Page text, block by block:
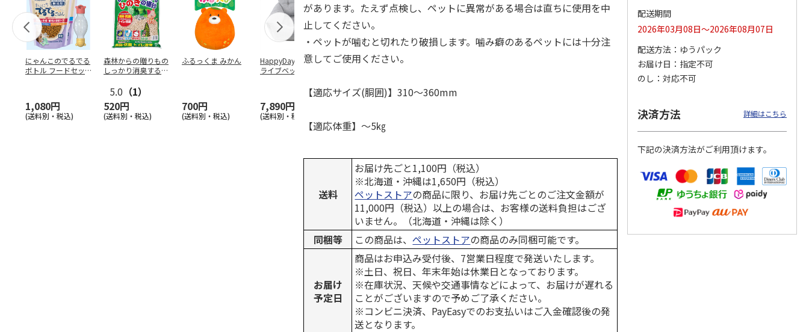
にゃんこのでるでる
ボトル フードセッ
1,080円
(送料別・税込)
森林からの贈りもの
しっかり消臭するひ
5.0 （1）
520円
(送料別・税込)
ふるっくま みかん
700円
(送料別・税込)
HappyDays 2wayド
ライブベッド グレ
7,890円
(送料別・税込)
獣医師開発 ニオイ
レー
ペット線香 虹のか
なた フルーティフ
ローラルの香り
590円
(送料別・税込) (送料別・税込)
があります。たえず点検し、ペットに異常がある場合は直ちに使用を中
止してください。
・ペットが噛むと切れたり破損します。噛み癖のあるペットには十分注
意してご使用ください。
【適応サイズ(胴囲)】310～360mm
【適応体重】～5㎏
送料
お届け先ごと1,100円（税込）
※北海道・沖縄は1,650円（税込）
ペットストアの商品に限り、お届け先ごとのご注文金額が
11,000円（税込）以上の場合は、お客様の送料負担はござ
いません。（北海道・沖縄は除く）
同梱等
この商品は、ペットストアの商品のみ同梱可能です。
お届け
予定日
商品はお申込み受付後、7営業日程度で発送いたします。
※土日、祝日、年末年始は休業日となっております。
※在庫状況、天候や交通事情などによって、お届けが遅れる
ことがございますので予めご了承ください。
※コンビニ決済、PayEasyでのお支払いはご入金確認後の発
送となります。
配送期間
2026年03月08日～2026年08月07日
配送方法
ゆうパック
お届け日
指定不可
のし
対応不可
決済方法 詳細はこちら
下記の決済方法がご利用頂けます。